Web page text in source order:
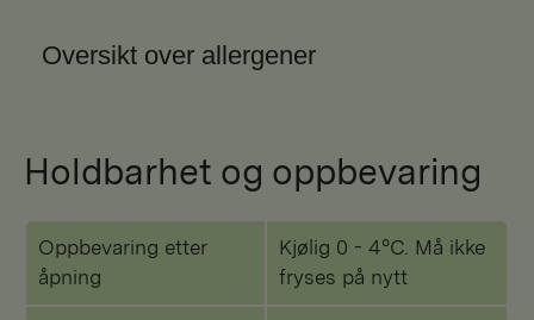
Oversikt over allergener
Holdbarhet og oppbevaring
Oppbevaring etter
åpning
Kjølig 0 - 4°C. Må ikke
fryses på nytt